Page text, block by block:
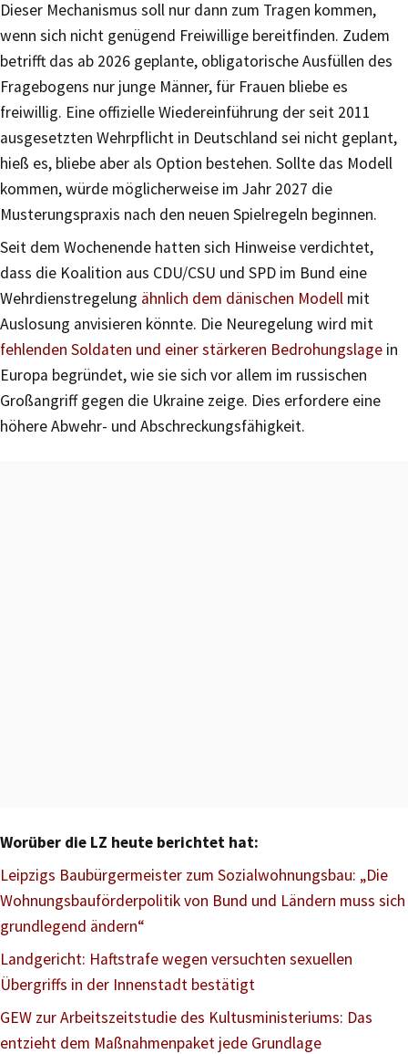
Dieser Mechanismus soll nur dann zum Tragen kommen,
wenn sich nicht genügend Freiwillige bereitfinden. Zudem
betrifft das ab 2026 geplante, obligatorische Ausfüllen des
Fragebogens nur junge Männer, für Frauen bliebe es
freiwillig. Eine offizielle Wiedereinführung der seit 2011
ausgesetzten Wehrpflicht in Deutschland sei nicht geplant,
hieß es, bliebe aber als Option bestehen. Sollte das Modell
kommen, würde möglicherweise im Jahr 2027 die
Musterungspraxis nach den neuen Spielregeln beginnen.
Seit dem Wochenende hatten sich Hinweise verdichtet,
dass die Koalition aus CDU/CSU und SPD im Bund eine
Wehrdienstregelung ähnlich dem dänischen Modell mit
Auslosung anvisieren könnte. Die Neuregelung wird mit
fehlenden Soldaten und einer stärkeren Bedrohungslage in
Europa begründet, wie sie sich vor allem im russischen
Großangriff gegen die Ukraine zeige. Dies erfordere eine
höhere Abwehr- und Abschreckungsfähigkeit.
Worüber die LZ heute berichtet hat:
Leipzigs Baubürgermeister zum Sozialwohnungsbau: „Die
Wohnungsbauförderpolitik von Bund und Ländern muss sich
grundlegend ändern“
Landgericht: Haftstrafe wegen versuchten sexuellen
Übergriffs in der Innenstadt bestätigt
GEW zur Arbeitszeitstudie des Kultusministeriums: Das
entzieht dem Maßnahmenpaket jede Grundlage